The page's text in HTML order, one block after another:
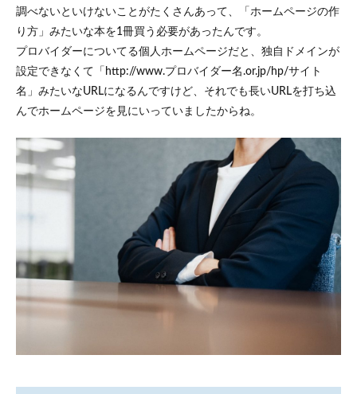
調べないといけないことがたくさんあって、「ホームページの作
り方」みたいな本を1冊買う必要があったんです。
プロバイダーについてる個人ホームページだと、独自ドメインが
設定できなくて「http://www.プロバイダー名.or.jp/hp/サイト
名」みたいなURLになるんですけど、それでも長いURLを打ち込
んでホームページを見にいっていましたからね。